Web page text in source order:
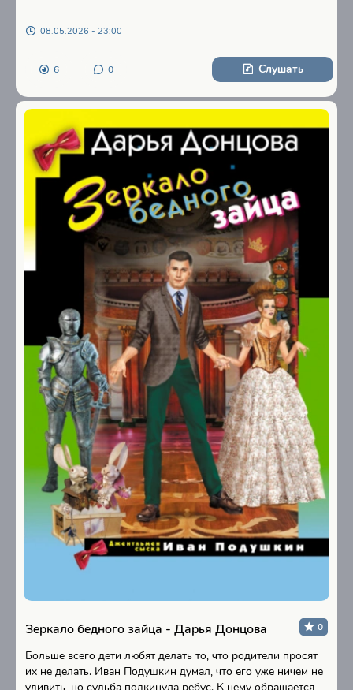
08.05.2026 - 23:00
6 0 Слушать
Зеркало бедного зайца - Дарья Донцова 0
Больше всего дети любят делать то, что родители просят
их не делать. Иван Подушкин думал, что его уже ничем не
удивить, но судьба подкинула ребус. К нему обращается